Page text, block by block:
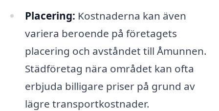
Placering: Kostnaderna kan även
variera beroende på företagets
placering och avståndet till Åmunnen.
Städföretag nära området kan ofta
erbjuda billigare priser på grund av
lägre transportkostnader.